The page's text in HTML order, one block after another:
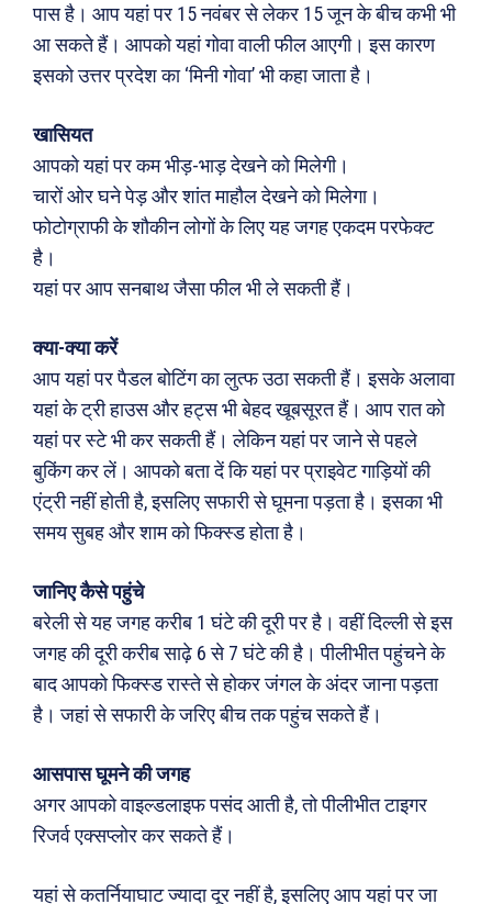
Type here... Search
छत्तीसगढ़
देश
वो ख़्वाबों के दिन
पास है। आप यहां पर 15 नवंबर से लेकर 15 जून के बीच कभी भी
आ सकते हैं। आपको यहां गोवा वाली फील आएगी। इस कारण
इसको उत्तर प्रदेश का ‘मिनी गोवा’ भी कहा जाता है।
खासियत
आपको यहां पर कम भीड़-भाड़ देखने को मिलेगी।
चारों ओर घने पेड़ और शांत माहौल देखने को मिलेगा।
फोटोग्राफी के शौकीन लोगों के लिए यह जगह एकदम परफेक्ट
है।
यहां पर आप सनबाथ जैसा फील भी ले सकती हैं।
क्या-क्या करें
आप यहां पर पैडल बोटिंग का लुत्फ उठा सकती हैं। इसके अलावा
यहां के ट्री हाउस और हट्स भी बेहद खूबसूरत हैं। आप रात को
यहां पर स्टे भी कर सकती हैं। लेकिन यहां पर जाने से पहले
बुकिंग कर लें। आपको बता दें कि यहां पर प्राइवेट गाड़ियों की
एंट्री नहीं होती है, इसलिए सफारी से घूमना पड़ता है। इसका भी
समय सुबह और शाम को फिक्स्ड होता है।
जानिए कैसे पहुंचे
बरेली से यह जगह करीब 1 घंटे की दूरी पर है। वहीं दिल्ली से इस
जगह की दूरी करीब साढ़े 6 से 7 घंटे की है। पीलीभीत पहुंचने के
बाद आपको फिक्स्ड रास्ते से होकर जंगल के अंदर जाना पड़ता
है। जहां से सफारी के जरिए बीच तक पहुंच सकते हैं।
आसपास घूमने की जगह
अगर आपको वाइल्डलाइफ पसंद आती है, तो पीलीभीत टाइगर
रिजर्व एक्सप्लोर कर सकते हैं।
यहां से कतर्नियाघाट ज्यादा दूर नहीं है, इसलिए आप यहां पर जा